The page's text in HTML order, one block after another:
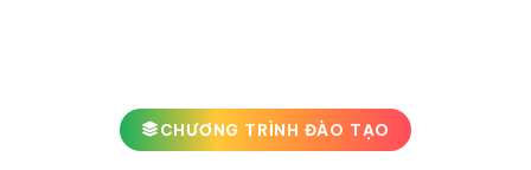
CHƯƠNG TRÌNH ĐÀO TẠO